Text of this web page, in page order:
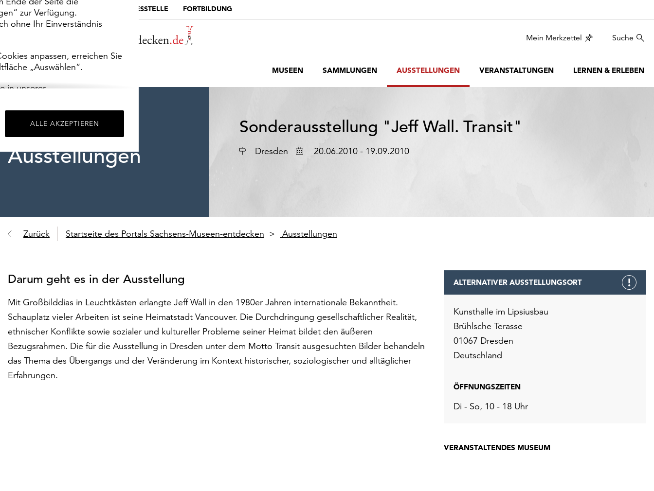
zur Verfügung.
ohne Ihr Einverständnis
anpassen, erreichen Sie
„Auswählen“.
in unserer
ALLE AKZEPTIEREN
MUSEUMSPORTAL DIE LANDESSTELLE FORTBILDUNG
Mein Merkzettel Suche
MUSEEN SAMMLUNGEN AUSSTELLUNGEN VERANSTALTUNGEN LERNEN & ERLEBEN
Ausstellungen
Sonderausstellung "Jeff Wall. Transit"
Ort Dresden Datum20.06.2010 - 19.09.2010
Zurück Startseite des Portals Sachsens-Museen-entdecken Ausstellungen
Darum geht es in der Ausstellung
Mit Großbilddias in Leuchtkästen erlangte Jeff Wall in den 1980er Jahren internationale Bekanntheit.
Schauplatz vieler Arbeiten ist seine Heimatstadt Vancouver. Die Durchdringung gesellschaftlicher Realität,
ethnischer Konflikte sowie sozialer und kultureller Probleme seiner Heimat bildet den äußeren
Bezugsrahmen. Die für die Ausstellung in Dresden unter dem Motto Transit ausgesuchten Bilder behandeln
das Thema des Übergangs und der Veränderung im Kontext historischer, soziologischer und alltäglicher
Erfahrungen.
ALTERNATIVER AUSSTELLUNGSORT
Kunsthalle im Lipsiusbau
Brühlsche Terasse
01067 Dresden
Deutschland
ÖFFNUNGSZEITEN
Di - So, 10 - 18 Uhr
VERANSTALTENDES MUSEUM